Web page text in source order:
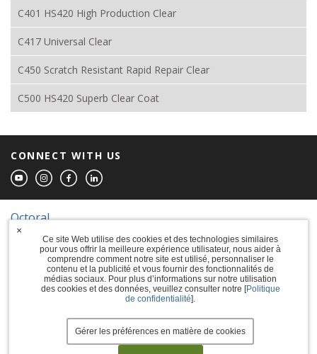
C401 HS420 High Production Clear
C417 Universal Clear
C450 Scratch Resistant Rapid Repair Clear
C500 HS420 Superb Clear Coat
CONNECT WITH US
Octoral
© 2026 The Sherwin-Williams Company
Computer screens and printers vary in how
colors are displayed, so the colors you see
may not match the coating's actual color.
Ce site Web utilise des cookies et des technologies similaires
pour vous offrir la meilleure expérience utilisateur, nous aider à
comprendre comment notre site est utilisé, personnaliser le
contenu et la publicité et vous fournir des fonctionnalités de
médias sociaux. Pour plus d’informations sur notre utilisation
des cookies et des données, veuillez consulter notre [Politique
de confidentialité].
Gérer les préférences en matière de cookies
×